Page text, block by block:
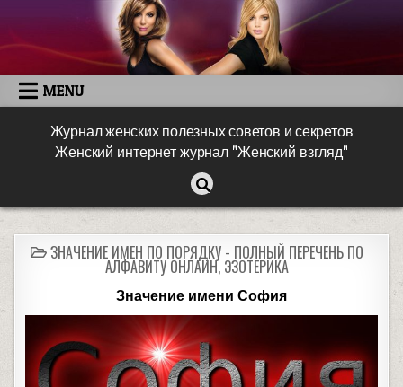
MENU
Журнал женских полезных советов и секретов
Женский интернет журнал "Женский взгляд"
ЗНАЧЕНИЕ ИМЕН ПО ПОРЯДКУ - ПОЛНЫЙ ПЕРЕЧЕНЬ ПО
АЛФАВИТУ ОНЛАЙН, ЭЗОТЕРИКА
Значение имени София